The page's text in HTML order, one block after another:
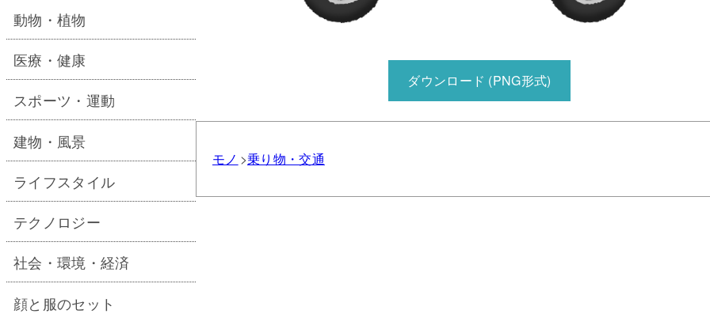
ダウンロード (PNG形式)
モノ 乗り物・交通
動物・植物
医療・健康
スポーツ・運動
建物・風景
ライフスタイル
テクノロジー
社会・環境・経済
顔と服のセット